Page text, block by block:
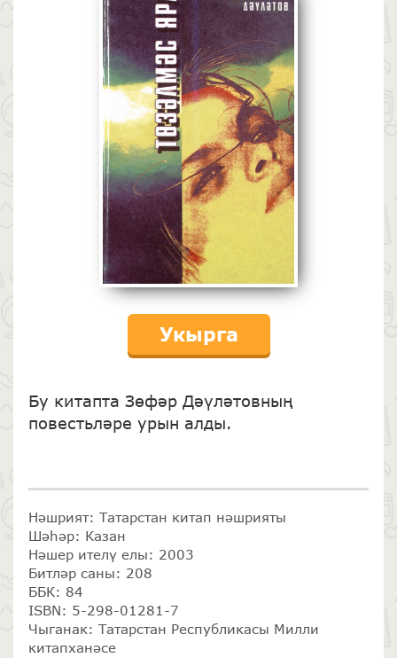
Укырга
Бу китапта Зөфәр Дәүләтовның
повестьләре урын алды.
Нәшрият: Татарстан китап нәшрияты
Шәһәр: Казан
Нәшер ителү елы: 2003
Битләр саны: 208
ББК: 84
ISBN: 5-298-01281-7
Чыганак: Татарстан Республикасы Милли
китапханәсе